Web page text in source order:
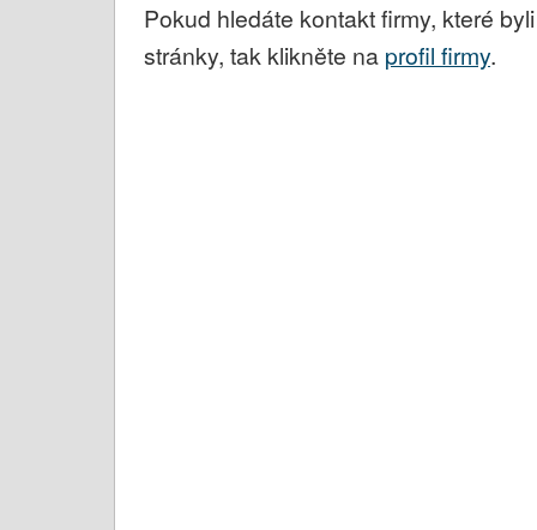
Pokud hledáte kontakt firmy, které
stránky, tak klikněte na profil firmy.